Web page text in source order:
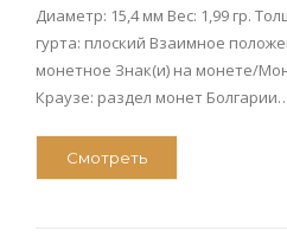
Диаметр: 15,4 мм Вес: 1,99 гр.
гурта: плоский Взаимное
монетное Знак(и) на монете/
Краузе: раздел монет
Смотреть